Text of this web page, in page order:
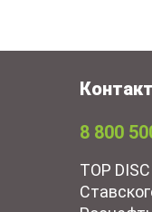
8 800
TOP